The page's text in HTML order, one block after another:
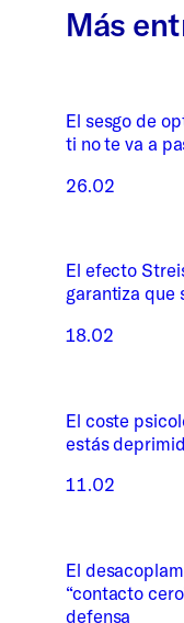
Más
El sesgo de
ti no te va a
26.02
El efecto
garantiza que
18.02
El coste
estás
11.02
El
“contacto
defensa